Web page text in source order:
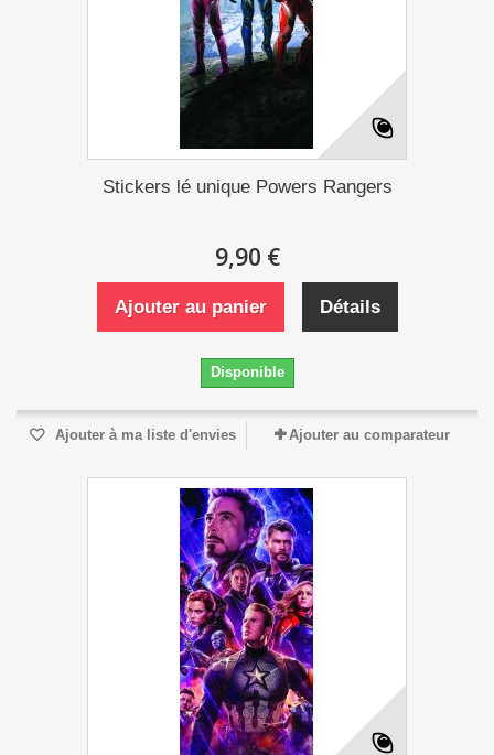
Stickers lé unique Powers Rangers
9,90 €
Ajouter au panier Détails
Disponible
Ajouter à ma liste d'envies Ajouter au comparateur